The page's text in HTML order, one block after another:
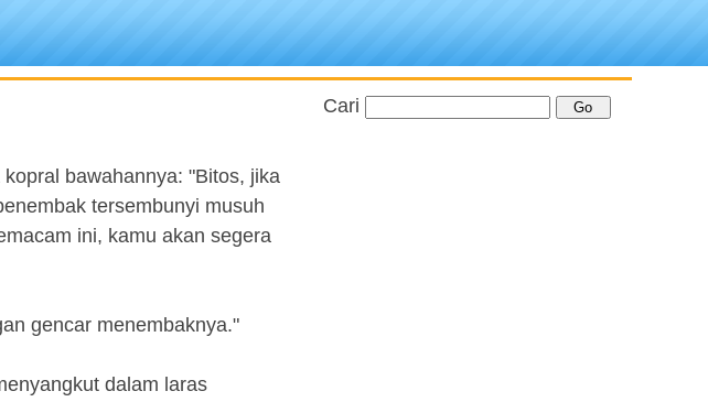
bawahannya: "Bitos, jika
tersembunyi musuh
ini, kamu akan segera
gencar menembaknya."
dalam laras
Cari